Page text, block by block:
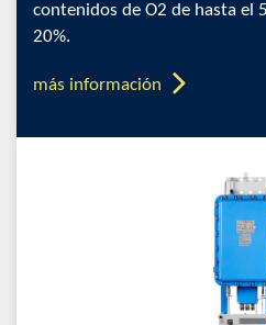
contenidos de O2 de hasta el
20%.
más información